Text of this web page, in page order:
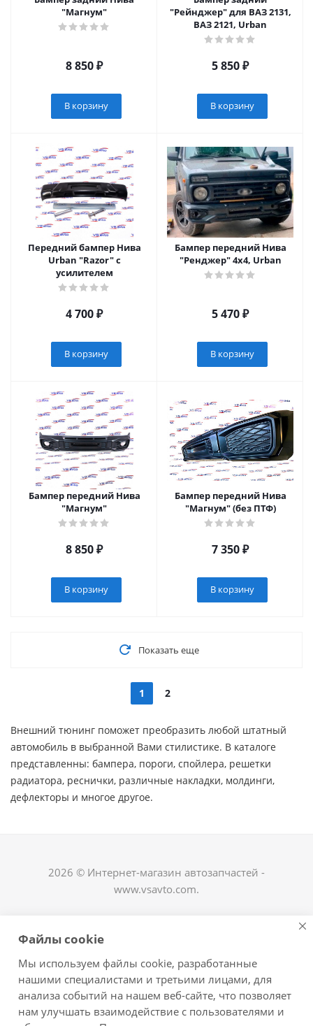
"Магнум"
8 850₽
В корзину
"Рейнджер" для ВАЗ 2131,
ВАЗ 2121, Urban
5 850₽
В корзину
Передний бампер Нива
Urban "Razor" с
усилителем
4 700₽
В корзину
Бампер передний Нива
"Ренджер" 4х4, Urban
5 470₽
В корзину
Бампер передний Нива
"Магнум"
8 850₽
В корзину
Бампер передний Нива
"Магнум" (без ПТФ)
7 350₽
В корзину
Показать еще
1 2
Внешний тюнинг поможет преобразить любой штатный
автомобиль в выбранной Вами стилистике. В каталоге
представленны: бампера, пороги, спойлера, решетки
радиатора, реснички, различные накладки, молдинги,
дефлекторы и многое другое. ​
2026 © Интернет-магазин автозапчастей -
www.vsavto.com.
+7 (8482) 622-122 avtovs@yandex.ru
г. Тольятти, ул. Офицерская 14, ГСК "Пламя", 4
этаж, офис 476
Файлы cookie
Мы используем файлы cookie, разработанные
нашими специалистами и третьими лицами, для
анализа событий на нашем веб-сайте, что позволяет
нам улучшать взаимодействие с пользователями и